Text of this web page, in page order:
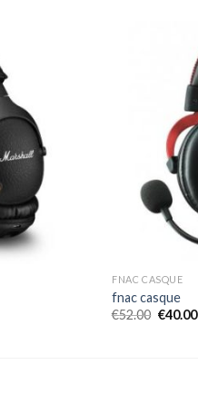
FNAC CASQUE
fnac casque
€52.00 €40.00